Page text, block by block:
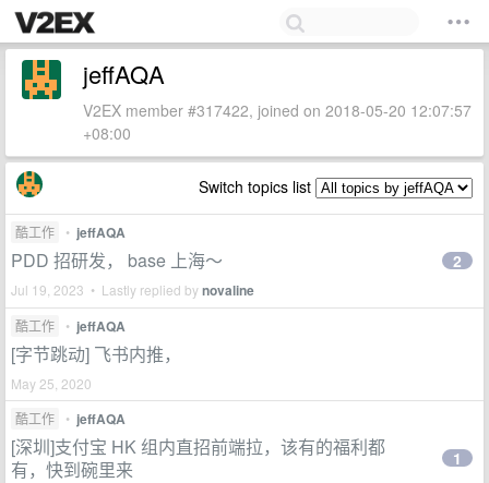
jeffAQA
V2EX member #317422, joined on 2018-05-20 12:07:57
+08:00
Switch topics list
酷工作 • jeffAQA
PDD 招研发， base 上海～
Jul 19, 2023 • Lastly replied bynovaline
2
酷工作 • jeffAQA
[字节跳动] 飞书内推，
May 25, 2020
酷工作
• jeffAQA
[深圳]支付宝 HK 组内直招前端拉，该有的福利都
有，快到碗里来
1